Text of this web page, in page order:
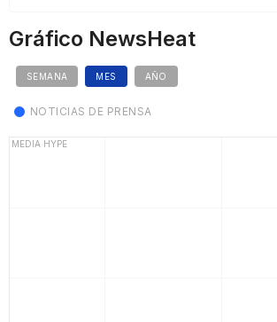
Gráfico NewsHeat
SEMANA MES AÑO
NOTICIAS DE PRENSA